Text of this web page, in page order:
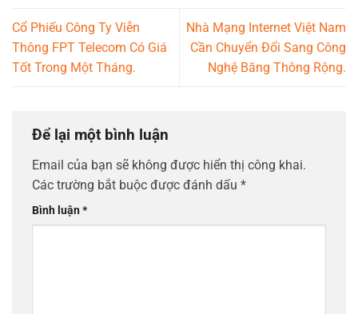
Cổ Phiếu Công Ty Viễn
Thông FPT Telecom Có Giá
Tốt Trong Một Tháng.
Nhà Mạng Internet Việt Nam
Cần Chuyển Đổi Sang Công
Nghệ Băng Thông Rộng.
Để lại một bình luận
Email của bạn sẽ không được hiển thị công khai.
Các trường bắt buộc được đánh dấu *
Bình luận*